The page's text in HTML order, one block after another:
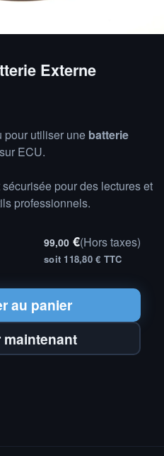
Externe
pour utiliser une batterie
ECU.
pour des lectures et
professionnels.
au panier
maintenant
99,00 €(Hors taxes)
soit 118,80 € TTC